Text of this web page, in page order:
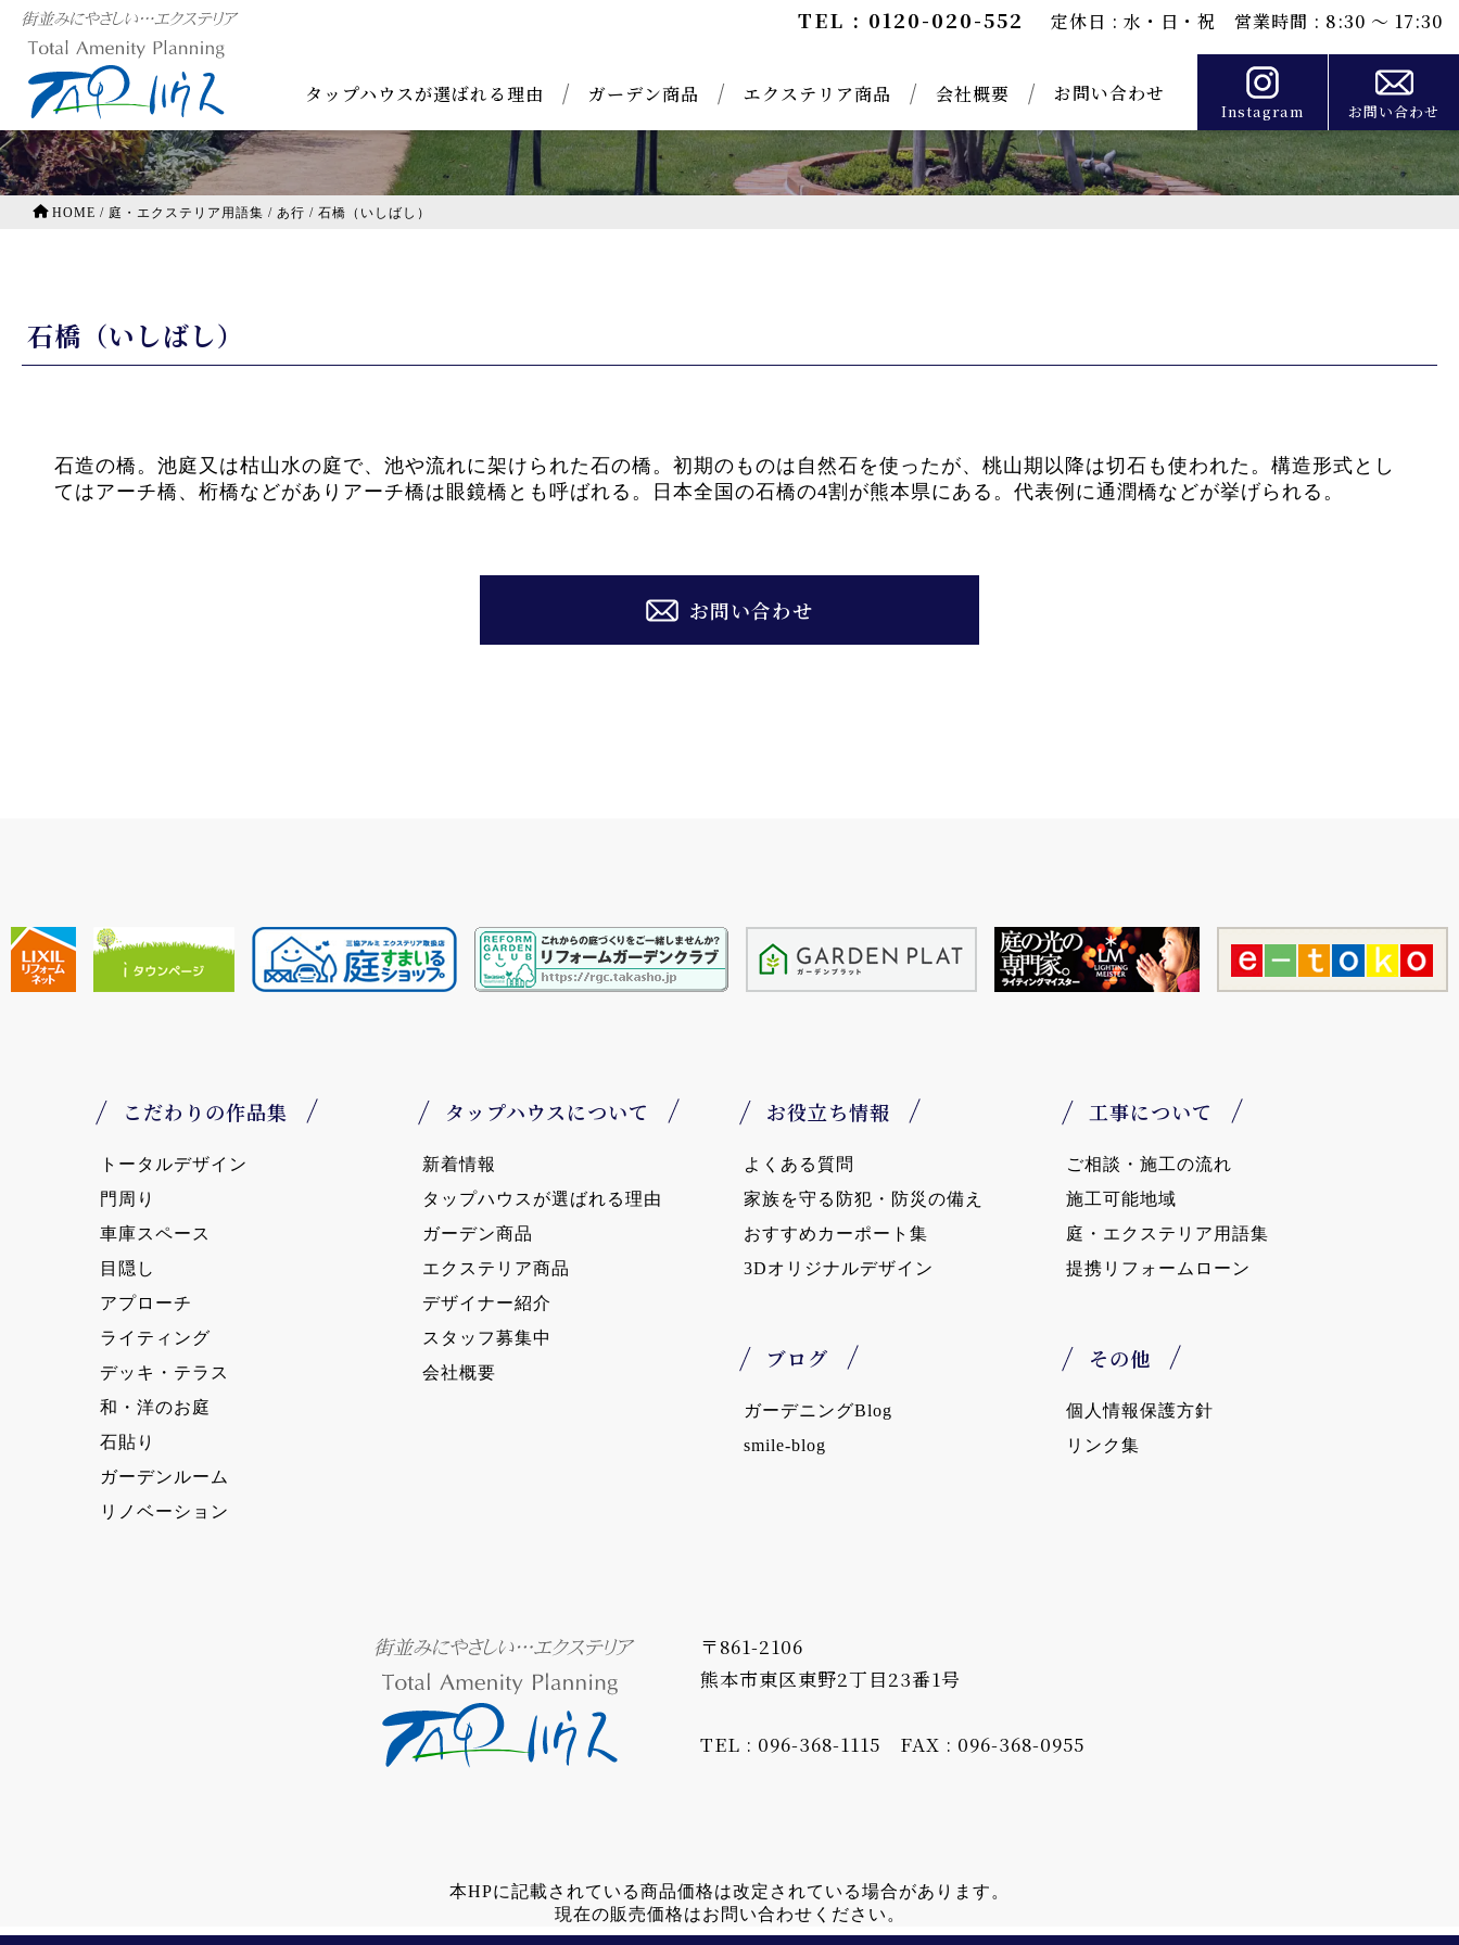
TEL : 0120-020-552 定休日 : 水・日・祝 営業時間 : 8:30 ～ 17:30
タップハウスが選ばれる理由 ガーデン商品 エクステリア商品 会社概要 お問い合わせ
Instagram お問い合わせ
庭・エクステリア用語集
HOME / 庭・エクステリア用語集 / あ行 / 石橋（いしばし）
石橋（いしばし）
石造の橋。池庭又は枯山水の庭で、池や流れに架けられた石の橋。初期のものは自然石を使ったが、桃山期以降は切石も使われた。構造形式とし
てはアーチ橋、桁橋などがありアーチ橋は眼鏡橋とも呼ばれる。日本全国の石橋の4割が熊本県にある。代表例に通潤橋などが挙げられる。
お問い合わせ
こだわりの作品集
トータルデザイン
門周り
車庫スペース
目隠し
アプローチ
ライティング
デッキ・テラス
和・洋のお庭
石貼り
ガーデンルーム
リノベーション
タップハウスについて
新着情報
タップハウスが選ばれる理由
ガーデン商品
エクステリア商品
デザイナー紹介
スタッフ募集中
会社概要
お役立ち情報
よくある質問
家族を守る防犯・防災の備え
おすすめカーポート集
3Dオリジナルデザイン
ブログ
ガーデニングBlog
smile-blog
工事について
ご相談・施工の流れ
施工可能地域
庭・エクステリア用語集
提携リフォームローン
その他
個人情報保護方針
リンク集
〒861-2106
熊本市東区東野2丁目23番1号
TEL : 096-368-1115 FAX : 096-368-0955
本HPに記載されている商品価格は改定されている場合があります。
現在の販売価格はお問い合わせください。